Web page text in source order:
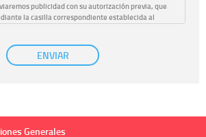
publicidad con su autorización previa, que
la casilla correspondiente establecida al
trataremos sus datos con su consentimiento
mediante la casilla correspondiente
a saber qué información tenemos sobre usted,
tal y como se explica en la información adicional
ENVIAR
Generales